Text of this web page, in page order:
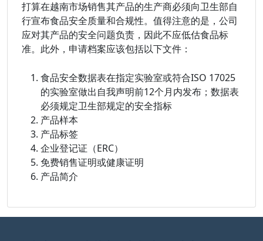
打算在越南市场销售其产品的生产商必须向卫生部自
行宣布食品安全质量和合规性。值得注意的是，公司
应对其产品的安全问题负责，因此不应低估食品标
准。此外，申请档案应该包括以下文件：
食品安全数据表在指定实验室或符合ISO 17025
的实验室做出自我声明前12个月内发布；数据表
必须规定卫生部规定的安全指标
产品样本
产品标签
企业登记证（ERC）
免费销售证明或健康证明
产品简介